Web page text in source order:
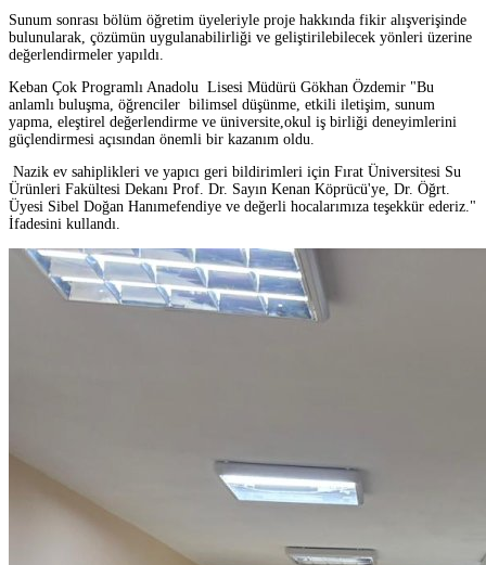
Sunum sonrası bölüm öğretim üyeleriyle proje hakkında fikir alışverişinde
bulunularak, çözümün uygulanabilirliği ve geliştirilebilecek yönleri üzerine
değerlendirmeler yapıldı.
Keban Çok Programlı Anadolu Lisesi Müdürü Gökhan Özdemir "Bu
anlamlı buluşma, öğrenciler bilimsel düşünme, etkili iletişim, sunum
yapma, eleştirel değerlendirme ve üniversite,okul iş birliği deneyimlerini
güçlendirmesi açısından önemli bir kazanım oldu.
Nazik ev sahiplikleri ve yapıcı geri bildirimleri için Fırat Üniversitesi Su
Ürünleri Fakültesi Dekanı Prof. Dr. Sayın Kenan Köprücü'ye, Dr. Öğrt.
Üyesi Sibel Doğan Hanımefendiye ve değerli hocalarımıza teşekkür ederiz."
İfadesini kullandı.